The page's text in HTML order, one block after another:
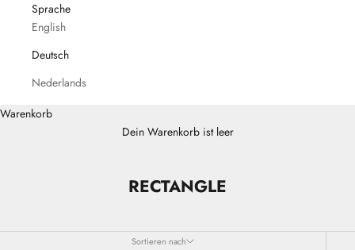
Sprache
English
Deutsch
Nederlands
Warenkorb
Dein Warenkorb ist leer
RECTANGLE
Sortieren nach